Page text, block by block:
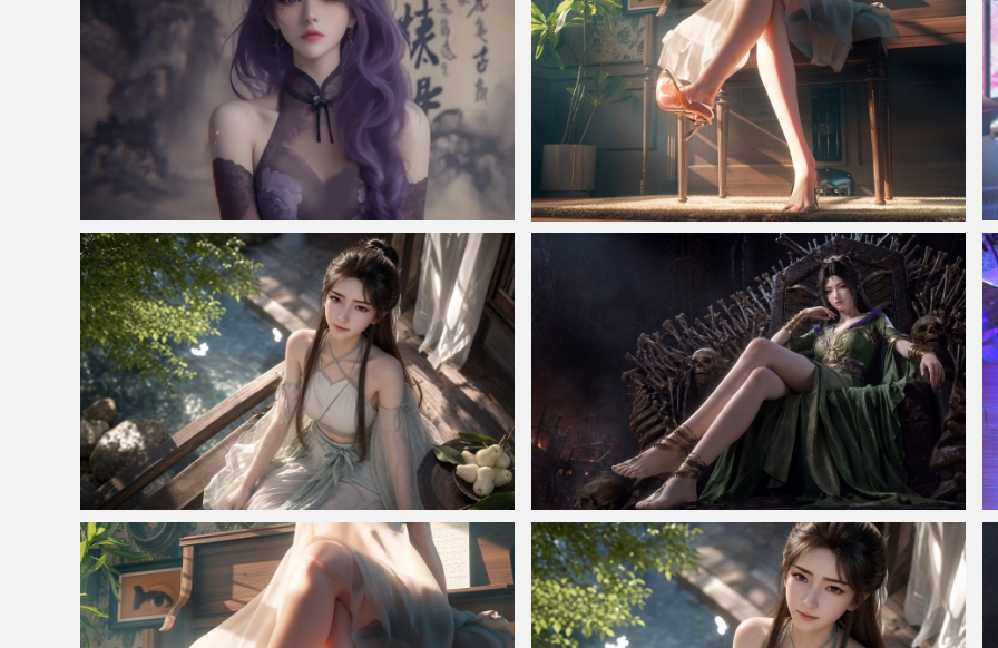
仙侠凌仙 紫色长卷发美女 古风古典 4K壁纸 午后光影 女孩 脚 高跟鞋 唯美 4K高清壁纸3840x2400
辛如音 凡人修仙传 缤纷夏日 4K高清壁纸3840x2160 凡人修仙传 柳玉 骨王座 4k壁纸 3840x2160